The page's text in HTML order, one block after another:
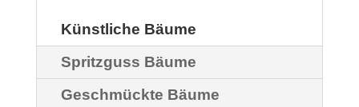
Künstliche Bäume
Spritzguss Bäume
Geschmückte Bäume